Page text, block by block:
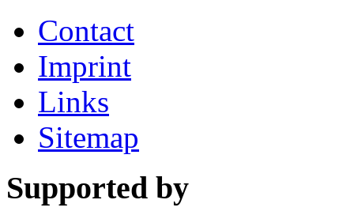
Contact
Imprint
Links
Sitemap
Supported by